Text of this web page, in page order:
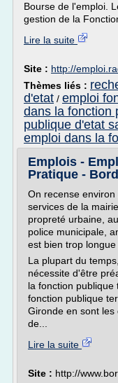
Bourse de l'emploi.
gestion de la
Lire la suite
Site : http://
Thèmes liés :
d'etat / emploi
dans la fonction
publique d'etat
emploi dans la
Emplois -
Pratique -
On recense
services de la
propreté urbaine,
police municipale,
est bien trop
La plupart du
nécessite d'être
la fonction publique
fonction publique
Gironde en sont
de...
Lire la suite
Site : http://